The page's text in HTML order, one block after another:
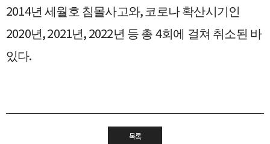
2014년 세월호 침몰사고와, 코로나 확산시기인
2020년, 2021년, 2022년 등 총 4회에 걸쳐 취소된 바
있다.
목록